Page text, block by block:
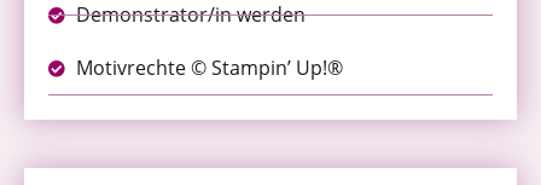
Demonstrator/in werden
Motivrechte © Stampin’ Up!®